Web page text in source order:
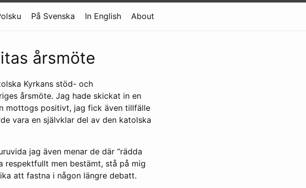
På Svenska In English About
årsmöte
Kyrkans stöd- och
årsmöte. Jag hade skickat in en
mottogs positivt, jag fick även tillfälle
vara en självklar del av den katolska
jag även menar de där “rädda
respektfullt men bestämt, stå på mig
att fastna i någon längre debatt.